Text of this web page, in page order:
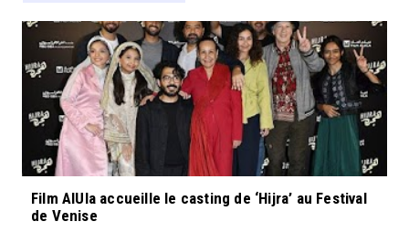
Film AlUla accueille le casting de ‘Hijra’ au Festival
de Venise